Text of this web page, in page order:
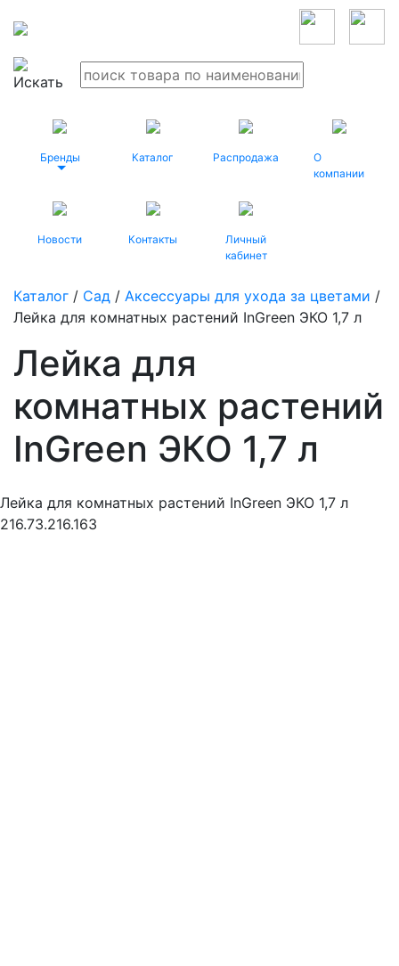
Бренды Каталог Распродажа
О
компании
Новости Контакты
Личный
кабинет
Каталог / Сад / Аксессуары для ухода за цветами /
Лейка для комнатных растений InGreen ЭКО 1,7 л
Лейка для
комнатных растений
InGreen ЭКО 1,7 л
Лейка для комнатных растений InGreen ЭКО 1,7 л
216.73.216.163